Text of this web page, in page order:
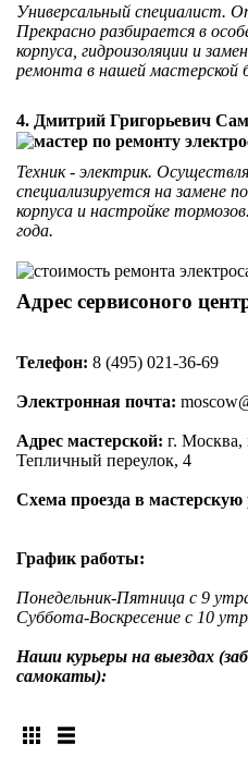
Универсальный специалист.
Прекрасно разбирается в
корпуса, гидроизоляции и
ремонта в нашей мастерской
4. Дмитрий Григорьевич
Техник - электрик.
специализируется на замене
корпуса и настройке
года.
Адрес сервисоного
Телефон: 8 (495) 021-36-69
Электронная почта:
Адрес мастерской: г. Москва,
Тепличный переулок, 4
Схема проезда в
График работы:
Понедельник-Пятница с 9
Суббота-Воскресение с 10
Наши курьеры на выездах
самокаты):